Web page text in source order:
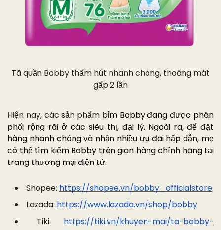
Tã quần Bobby thấm hút nhanh chóng, thoáng mát
gấp 2 lần
Hiện nay, các sản phẩm bỉm Bobby đang được phân
phối rộng rãi ở các siêu thị, đại lý. Ngoài ra, để đặt
hàng nhanh chóng và nhận nhiều ưu đãi hấp dẫn, mẹ
có thể tìm kiếm Bobby trên gian hàng chính hãng tại
trang thương mại điện tử:
Shopee: https://shopee.vn/bobby_officialstore
Lazada: https://www.lazada.vn/shop/bobby
Tiki: https://tiki.vn/khuyen-mai/ta-bobby-